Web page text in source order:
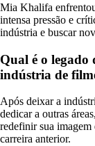
Mia Khalifa
intensa pressão e
indústria e buscar
Qual é o
indústria de
Após deixar a
dedicar a outras
redefinir sua imagem
carreira anterior.